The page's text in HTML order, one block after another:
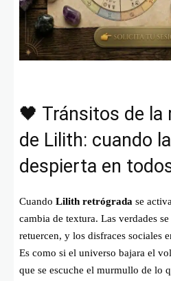
🖤 Tránsitos de la
de Lilith: cuando
despierta en
Cuando Lilith retrógrada se
cambia de textura. Las verdades
retuercen, y los disfraces sociales
Es como si el universo bajara el
que se escuche el murmullo de lo